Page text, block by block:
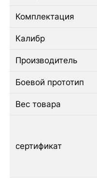
Комплектация
Калибр
Производитель
Боевой прототип
Вес товара
сертификат